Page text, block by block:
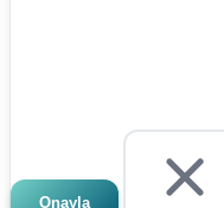
Onayla